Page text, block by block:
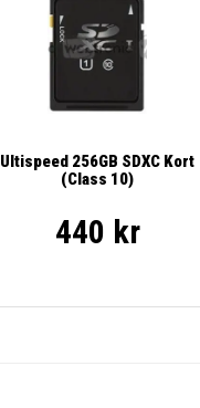
Ultispeed 256GB SDXC Kort
(Class 10)
440 kr